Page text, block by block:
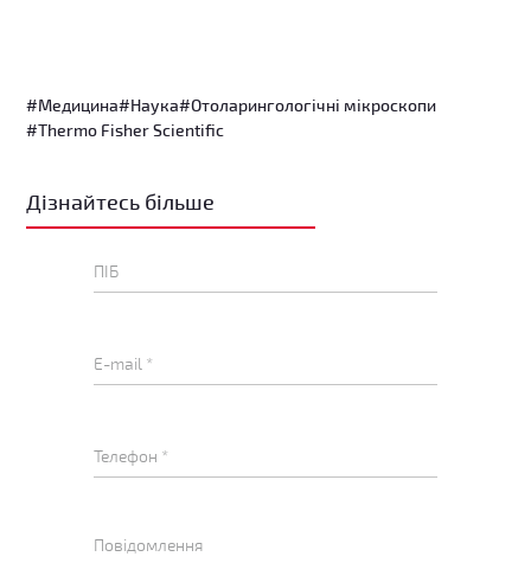
#Медицина#Наука#Отоларингологічні мікроскопи
#Thermo Fisher Scientific
Дізнайтесь більше